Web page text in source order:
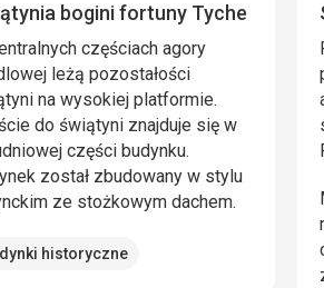
bogini fortuny Tyche
częściach agory
leżą pozostałości
na wysokiej platformie.
do świątyni znajduje się w
części budynku.
został zbudowany w stylu
ze stożkowym dachem.
historyczne